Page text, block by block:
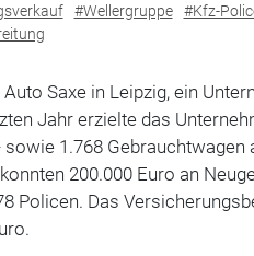
#Wellergruppe #Kfz-
Saxe in Leipzig, ein
Jahr erzielte das
sowie 1.768
200.000 Euro an
Policen. Das